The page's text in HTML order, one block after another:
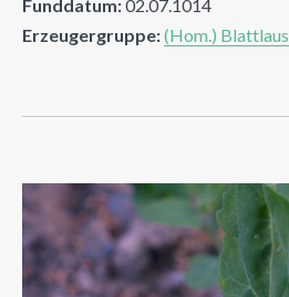
Funddatum:02.07.1014
Erzeugergruppe:(Hom.) Blattlaus